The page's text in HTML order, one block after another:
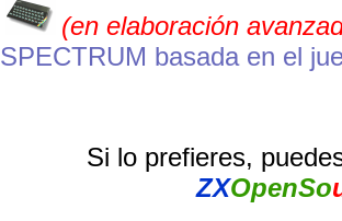
(en elaboración
SPECTRUM basada en el
Si lo prefieres,
ZXOpenSo